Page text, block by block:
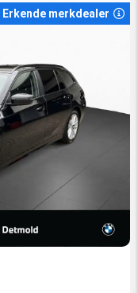
Erkende merkdealer